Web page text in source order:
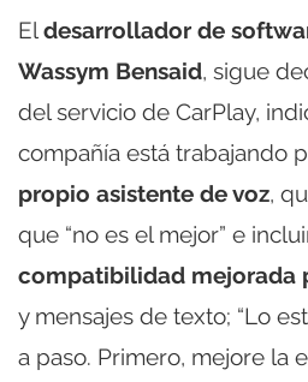
Eldesarrollador de
Wassym Bensaid, sigue
del servicio de CarPlay,
compañía está trabajando
propio asistente de voz,
que “no es el mejor” e
compatibilidad mejorada
y mensajes de texto; “Lo
a paso. Primero, mejore la